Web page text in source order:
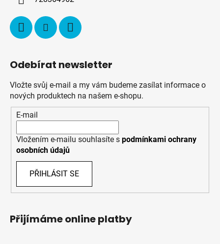
Odebírat newsletter
Vložte svůj e-mail a my vám budeme zasílat informace o
nových produktech na našem e-shopu.
E-mail
Vložením e-mailu souhlasíte s podmínkami ochrany
osobních údajů
PŘIHLÁSIT SE
Přijímáme online platby